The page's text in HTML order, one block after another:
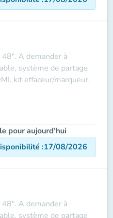
A demander à
système de partage
kit effaceur/marqueur.
pour aujourd'hui
:17/08/2026
A demander à
système de partage